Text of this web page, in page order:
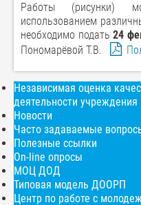
Работы (рисунки)
использованием
необходимо подать24
Пономарёвой Т.В.
Независимая оценка
деятельности учреждения
Новости
Часто задаваемые
Полезные ссылки
On-line опросы
МОЦ ДОД
Типовая модель ДООРП
Центр по работе с